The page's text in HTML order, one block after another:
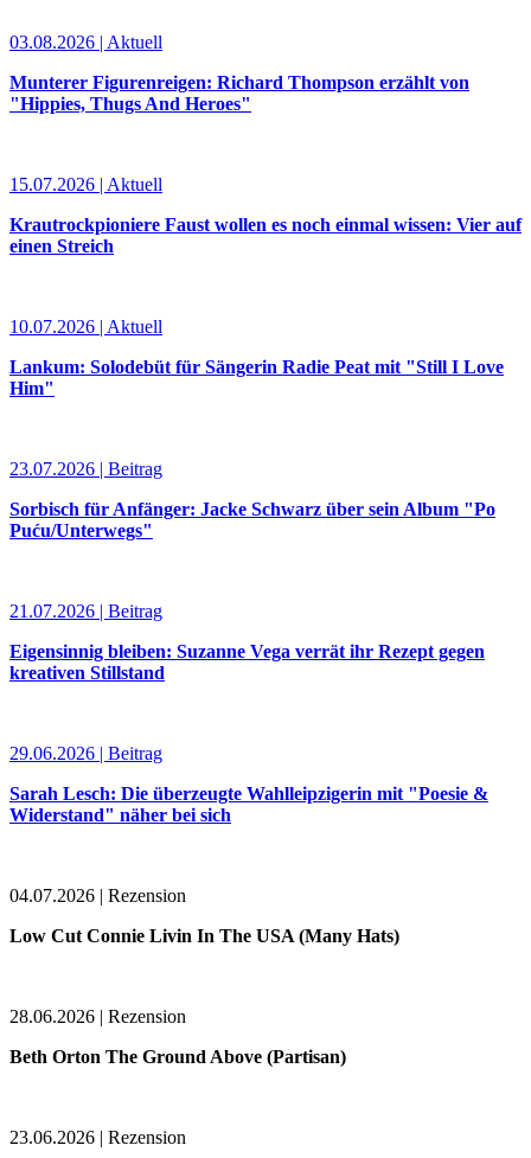
03.08.2026 | Aktuell
Munterer Figurenreigen: Richard Thompson erzählt von
"Hippies, Thugs And Heroes"
15.07.2026 | Aktuell
Krautrockpioniere Faust wollen es noch einmal wissen: Vier auf
einen Streich
10.07.2026 | Aktuell
Lankum: Solodebüt für Sängerin Radie Peat mit "Still I Love
Him"
23.07.2026 | Beitrag
Sorbisch für Anfänger: Jacke Schwarz über sein Album "Po
Puću/Unterwegs"
21.07.2026 | Beitrag
Eigensinnig bleiben: Suzanne Vega verrät ihr Rezept gegen
kreativen Stillstand
29.06.2026 | Beitrag
Sarah Lesch: Die überzeugte Wahlleipzigerin mit "Poesie &
Widerstand" näher bei sich
04.07.2026 | Rezension
Low Cut Connie Livin In The USA (Many Hats)
28.06.2026 | Rezension
Beth Orton The Ground Above (Partisan)
23.06.2026 | Rezension